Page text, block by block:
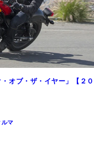
オブ・ザ・イヤー」【２０
ルマ